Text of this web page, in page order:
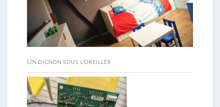
Un oignon sous l’oreiller